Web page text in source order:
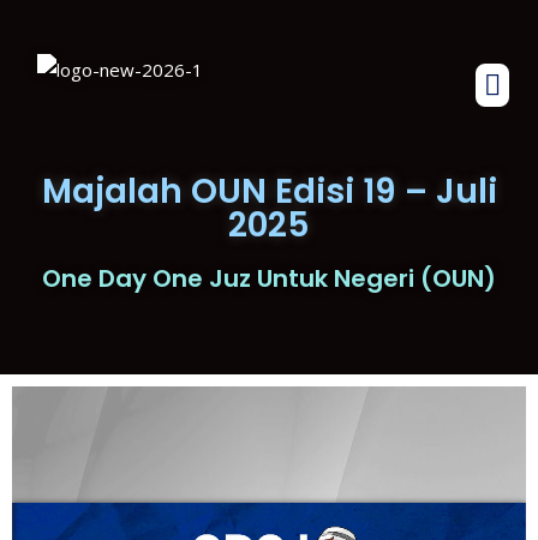
Majalah OUN Edisi 19 – Juli
2025
One Day One Juz Untuk Negeri (OUN)